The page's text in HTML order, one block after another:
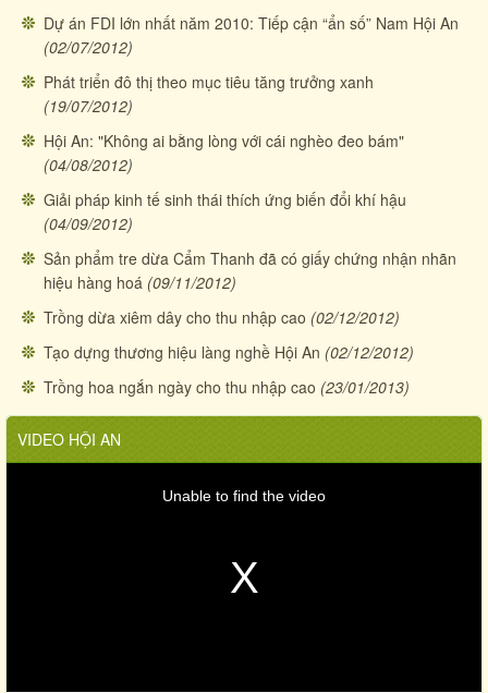
Dự án FDI lớn nhất năm 2010: Tiếp cận “ẩn số” Nam Hội An
(02/07/2012)
Phát triển đô thị theo mục tiêu tăng trưởng xanh
(19/07/2012)
Hội An: "Không ai bằng lòng với cái nghèo đeo bám"
(04/08/2012)
Giải pháp kinh tế sinh thái thích ứng biến đổi khí hậu
(04/09/2012)
Sản phẩm tre dừa Cẩm Thanh đã có giấy chứng nhận nhãn
hiệu hàng hoá (09/11/2012)
Trồng dừa xiêm dây cho thu nhập cao (02/12/2012)
Tạo dựng thương hiệu làng nghề Hội An (02/12/2012)
Trồng hoa ngắn ngày cho thu nhập cao (23/01/2013)
VIDEO HỘI AN
Unable to find the video